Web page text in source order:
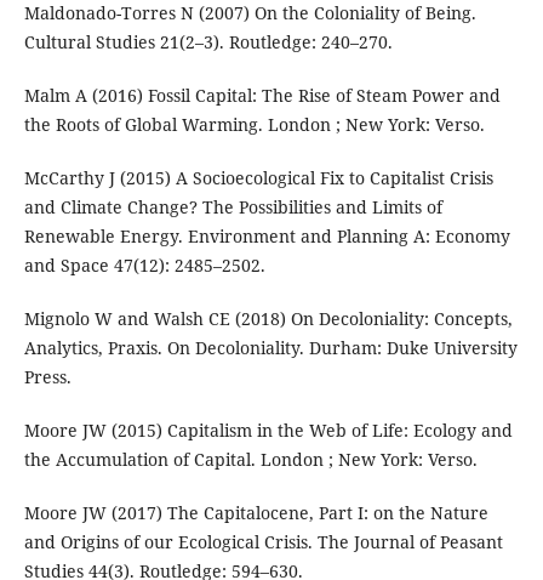
Maldonado-Torres N (2007) On the Coloniality of Being.
Cultural Studies 21(2–3). Routledge: 240–270.
Malm A (2016) Fossil Capital: The Rise of Steam Power and
the Roots of Global Warming. London ; New York: Verso.
McCarthy J (2015) A Socioecological Fix to Capitalist Crisis
and Climate Change? The Possibilities and Limits of
Renewable Energy. Environment and Planning A: Economy
and Space 47(12): 2485–2502.
Mignolo W and Walsh CE (2018) On Decoloniality: Concepts,
Analytics, Praxis. On Decoloniality. Durham: Duke University
Press.
Moore JW (2015) Capitalism in the Web of Life: Ecology and
the Accumulation of Capital. London ; New York: Verso.
Moore JW (2017) The Capitalocene, Part I: on the Nature
and Origins of our Ecological Crisis. The Journal of Peasant
Studies 44(3). Routledge: 594–630.